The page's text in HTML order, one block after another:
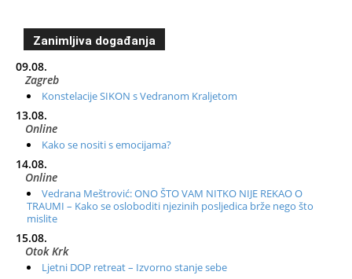
Zanimljiva događanja
09.08.
Zagreb
Konstelacije SIKON s Vedranom Kraljetom
13.08.
Online
Kako se nositi s emocijama?
14.08.
Online
Vedrana Meštrović: ONO ŠTO VAM NITKO NIJE REKAO O
TRAUMI – Kako se osloboditi njezinih posljedica brže nego što
mislite
15.08.
Otok Krk
Ljetni DOP retreat – Izvorno stanje sebe